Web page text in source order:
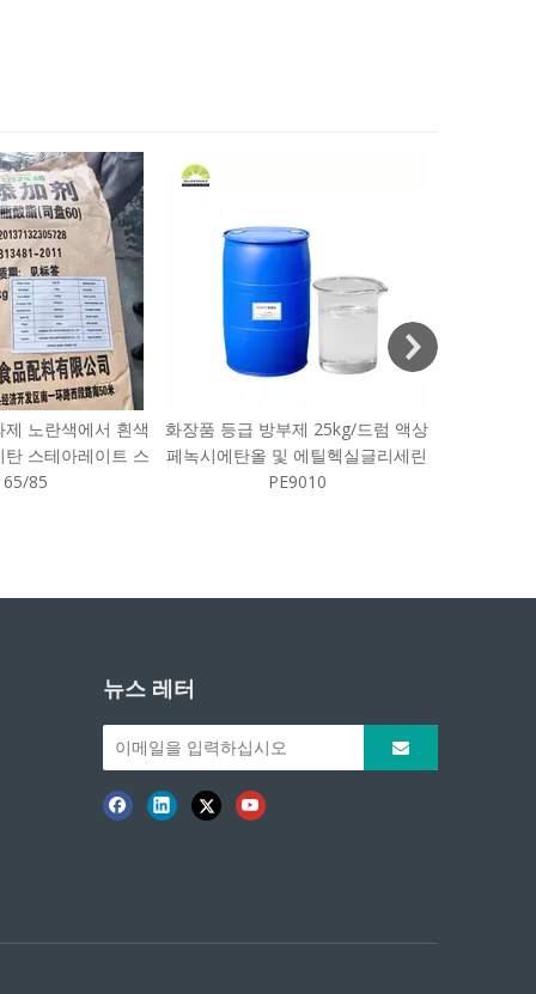
노란색에서 흰색
스테아레이트 스
65/85
화장품 등급 방부제 25kg/드럼 액상
페녹시에탄올 및 에틸헥실글리세린
PE9010
뉴스 레터